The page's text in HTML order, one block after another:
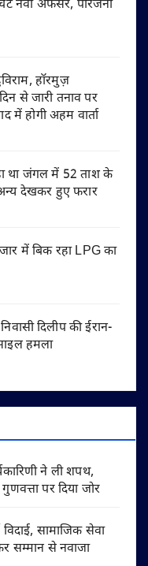
नेवी अफसर, परिजनों
हॉरमुज़
से जारी तनाव पर
में होगी अहम वार्ता
था जंगल में 52 ताश के
देखकर हुए फरार
में बिक रहा LPG का
दिलीप की ईरान-
हमला
ने ली शपथ,
पर दिया जोर
सामाजिक सेवा
सम्मान से नवाजा